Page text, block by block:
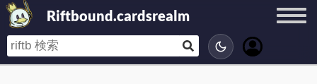
Riftbound.cardsrealm